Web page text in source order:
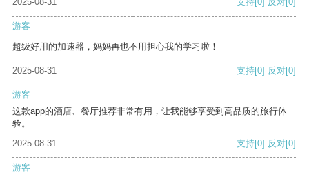
游客
超级好用的加速器，妈妈再也不用担心我的学习啦！
2025-08-31 支持[0] 反对[0]
游客
这款app的酒店、餐厅推荐非常有用，让我能够享受到高品质的旅行体
验。
2025-08-31
支持[0] 反对[0]
游客